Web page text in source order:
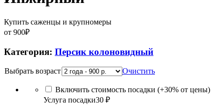
Купить саженцы и крупномеры
от 900₽
Категория: Персик колоновидный
Выбрать возраст Очистить
Включить стоимость посадки (+30% от цены)
Услуга посадки30 ₽